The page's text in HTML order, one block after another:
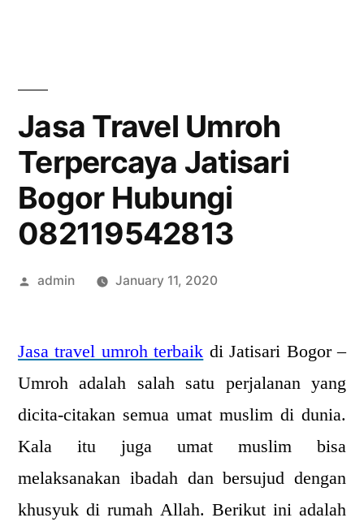
Jasa Travel Umroh
Terpercaya Jatisari
Bogor Hubungi
082119542813
Posted
admin January 11, 2020
Jasa travel umroh terbaik di Jatisari Bogor –
Umroh adalah salah satu perjalanan yang
dicita-citakan semua umat muslim di dunia.
Kala itu juga umat muslim bisa
melaksanakan ibadah dan bersujud dengan
khusyuk di rumah Allah. Berikut ini adalah